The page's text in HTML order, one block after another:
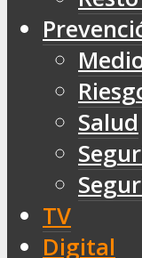
Salud
TV
Digital